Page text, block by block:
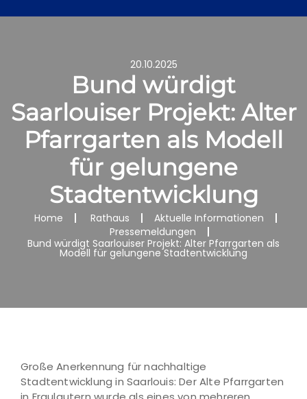
20.10.2025
Bund würdigt
Saarlouiser Projekt: Alter
Pfarrgarten als Modell
für gelungene
Stadtentwicklung
Home Rathaus
Aktuelle Informationen
Pressemeldungen
Bund würdigt Saarlouiser Projekt: Alter Pfarrgarten als
Modell für gelungene Stadtentwicklung
Große Anerkennung für nachhaltige
Stadtentwicklung in Saarlouis: Der Alte Pfarrgarten